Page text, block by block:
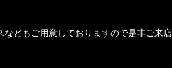
どもご用意しておりますので是非ご来店